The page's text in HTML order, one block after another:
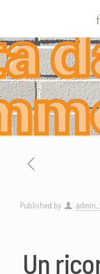
Published by
Un